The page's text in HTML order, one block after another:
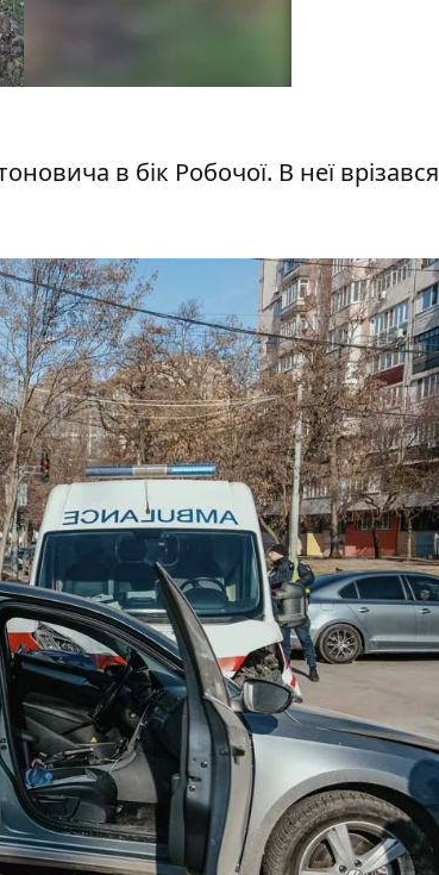
в бік Робочої. В неї врізався